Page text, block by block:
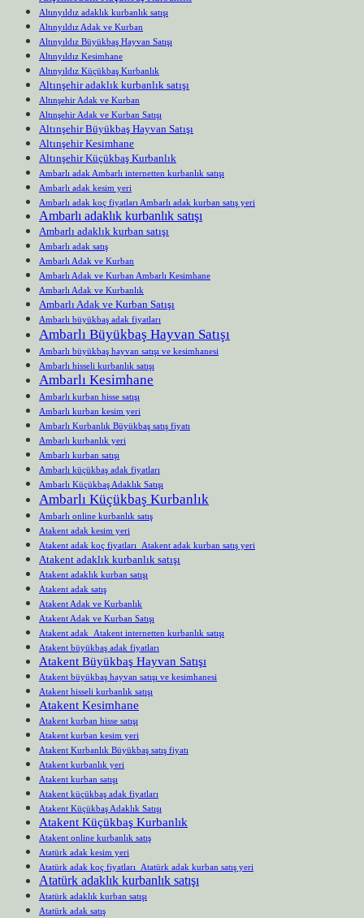
Altınyıldız adaklık kurbanlık satışı
Altınyıldız Adak ve Kurban
Altınyıldız Büyükbaş Hayvan Satışı
Altınyıldız Kesimhane
Altınyıldız Küçükbaş Kurbanlık
Altınşehir adaklık kurbanlık satışı
Altınşehir Adak ve Kurban
Altınşehir Adak ve Kurban Satışı
Altınşehir Büyükbaş Hayvan Satışı
Altınşehir Kesimhane
Altınşehir Küçükbaş Kurbanlık
Ambarlı adak Ambarlı internetten kurbanlık satışı
Ambarlı adak kesim yeri
Ambarlı adak koç fiyatları Ambarlı adak kurban satış yeri
Ambarlı adaklık kurbanlık satışı
Ambarlı adaklık kurban satışı
Ambarlı adak satış
Ambarlı Adak ve Kurban
Ambarlı Adak ve Kurban Ambarlı Kesimhane
Ambarlı Adak ve Kurbanlık
Ambarlı Adak ve Kurban Satışı
Ambarlı büyükbaş adak fiyatları
Ambarlı Büyükbaş Hayvan Satışı
Ambarlı büyükbaş hayvan satışı ve kesimhanesi
Ambarlı hisseli kurbanlık satışı
Ambarlı Kesimhane
Ambarlı kurban hisse satışı
Ambarlı kurban kesim yeri
Ambarlı Kurbanlık Büyükbaş satış fiyatı
Ambarlı kurbanlık yeri
Ambarlı kurban satışı
Ambarlı küçükbaş adak fiyatları
Ambarlı Küçükbaş Adaklık Satışı
Ambarlı Küçükbaş Kurbanlık
Ambarlı online kurbanlık satış
Atakent adak kesim yeri
Atakent adak koç fiyatları Atakent adak kurban satış yeri
Atakent adaklık kurbanlık satışı
Atakent adaklık kurban satışı
Atakent adak satış
Atakent Adak ve Kurbanlık
Atakent Adak ve Kurban Satışı
Atakent adak Atakent internetten kurbanlık satışı
Atakent büyükbaş adak fiyatları
Atakent Büyükbaş Hayvan Satışı
Atakent büyükbaş hayvan satışı ve kesimhanesi
Atakent hisseli kurbanlık satışı
Atakent Kesimhane
Atakent kurban hisse satışı
Atakent kurban kesim yeri
Atakent Kurbanlık Büyükbaş satış fiyatı
Atakent kurbanlık yeri
Atakent kurban satışı
Atakent küçükbaş adak fiyatları
Atakent Küçükbaş Adaklık Satışı
Atakent Küçükbaş Kurbanlık
Atakent online kurbanlık satış
Atatürk adak kesim yeri
Atatürk adak koç fiyatları Atatürk adak kurban satış yeri
Atatürk adaklık kurbanlık satışı
Atatürk adaklık kurban satışı
Atatürk adak satış